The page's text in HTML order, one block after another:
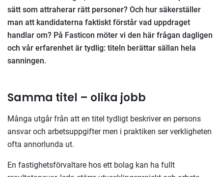
sätt som attraherar rätt personer? Och hur säkerställer
man att kandidaterna faktiskt förstår vad uppdraget
handlar om? På Fasticon möter vi den här frågan dagligen
och vår erfarenhet är tydlig: titeln berättar sällan hela
sanningen.
Samma titel – olika jobb
Många utgår från att en titel tydligt beskriver en persons
ansvar och arbetsuppgifter men i praktiken ser verkligheten
ofta annorlunda ut.
En fastighetsförvaltare hos ett bolag kan ha fullt